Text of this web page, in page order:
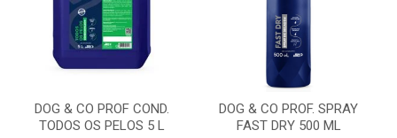
DOG & CO PROF COND.
TODOS OS PELOS 5 L
DOG & CO PROF. SPRAY
FAST DRY 500 ML